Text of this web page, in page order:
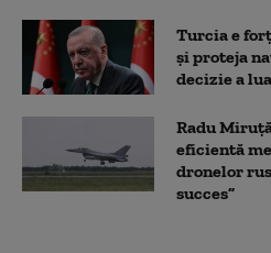
Turcia e
și proteja
decizie a
Radu
eficientă
dronelor
succes”